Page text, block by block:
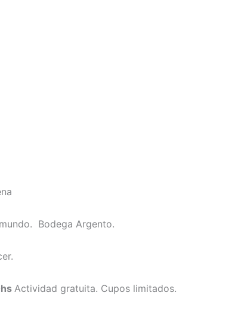
Bodega Argento.
Actividad gratuita. Cupos limitados.